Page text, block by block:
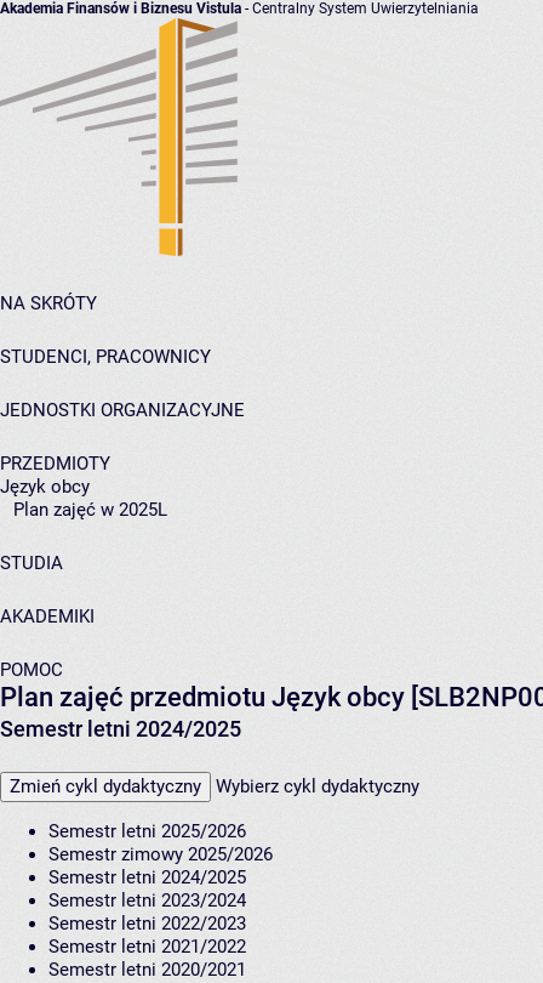
Akademia Finansów i Biznesu Vistula - Centralny System Uwierzytelniania
NA SKRÓTY
STUDENCI, PRACOWNICY
JEDNOSTKI ORGANIZACYJNE
PRZEDMIOTY
Język obcy
Plan zajęć w 2025L
STUDIA
AKADEMIKI
POMOC
Plan zajęć przedmiotu Język obcy
Semestr letni 2024/2025
Zmień cykl dydaktyczny Wybierz cykl dydaktyczny
Semestr letni 2025/2026
Semestr zimowy 2025/2026
Semestr letni 2024/2025
Semestr letni 2023/2024
Semestr letni 2022/2023
Semestr letni 2021/2022
Semestr letni 2020/2021